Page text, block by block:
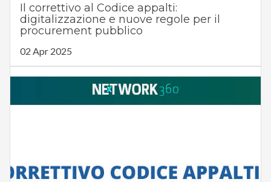
Il correttivo al Codice appalti:
digitalizzazione e nuove regole per il
procurement pubblico
02 Apr 2025